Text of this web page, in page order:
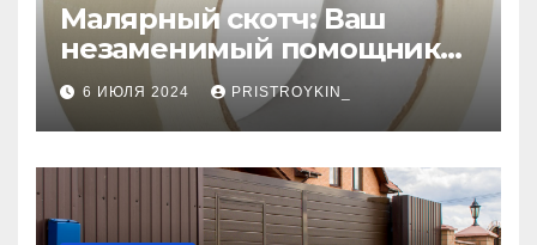
Малярный скотч: Ваш
незаменимый помощник
при ремонтных работах
6 ИЮЛЯ 2024 PRISTROYKIN_